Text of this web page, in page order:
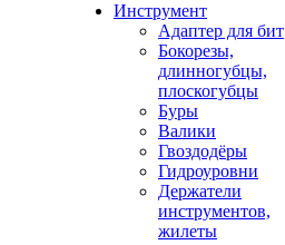
Инструмент
Адаптер для бит
Бокорезы,
длинногубцы,
плоскогубцы
Буры
Валики
Гвоздодёры
Гидроуровни
Держатели
инструментов,
жилеты